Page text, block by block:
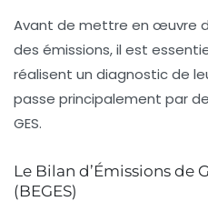
Avant de mettre en œuvre
des émissions, il est
réalisent un diagnostic de
passe principalement par
GES.
Le Bilan d’Émissions de
(BEGES)